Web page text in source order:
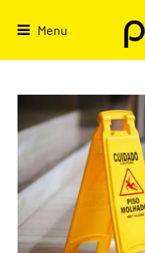
Menu